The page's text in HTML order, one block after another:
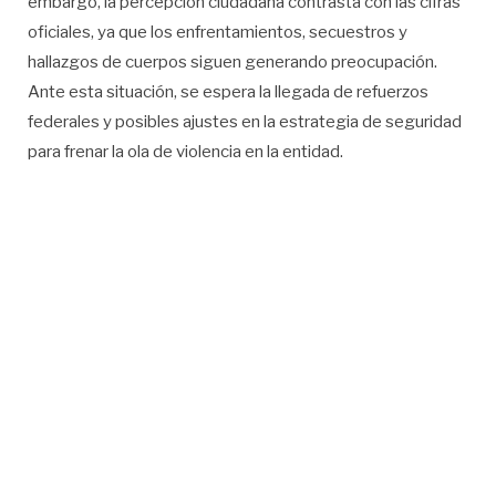
oficiales, ya que los enfrentamientos, secuestros y
hallazgos de cuerpos siguen generando preocupación.
Ante esta situación, se espera la llegada de refuerzos
federales y posibles ajustes en la estrategia de seguridad
para frenar la ola de violencia en la entidad.